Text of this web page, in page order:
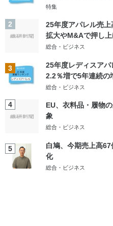
特集
2
25年度アパレル売
拡大やM&Aで押し
総合・ビジネス
3
25年度レディスア
2.2％増で5年連続の
総合・ビジネス
4
EU、衣料品・履物
象
総合・ビジネス
5
白鳩、今期売上高
化
総合・ビジネス